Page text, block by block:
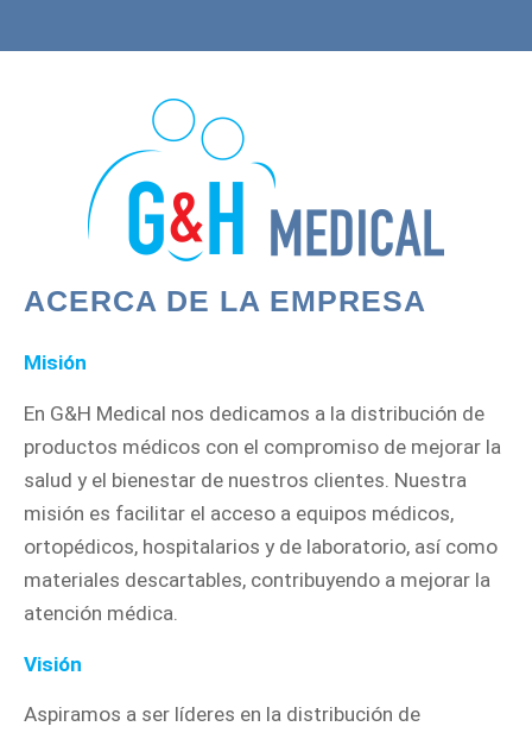
ACERCA DE LA EMPRESA
Misión
En G&H Medical nos dedicamos a la distribución de
productos médicos con el compromiso de mejorar la
salud y el bienestar de nuestros clientes. Nuestra
misión es facilitar el acceso a equipos médicos,
ortopédicos, hospitalarios y de laboratorio, así como
materiales descartables, contribuyendo a mejorar la
atención médica.
Visión
Aspiramos a ser líderes en la distribución de